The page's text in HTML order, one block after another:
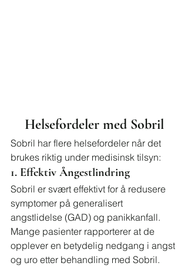
Helsefordeler med Sobril
Sobril har flere helsefordeler når det
brukes riktig under medisinsk tilsyn:
1. Effektiv Ångestlindring
Sobril er svært effektivt for å redusere
symptomer på generalisert
angstlidelse (GAD) og panikkanfall.
Mange pasienter rapporterer at de
opplever en betydelig nedgang i angst
og uro etter behandling med Sobril.